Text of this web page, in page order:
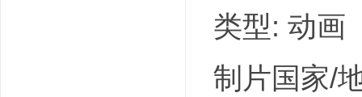
类型: 动画
制片国家/